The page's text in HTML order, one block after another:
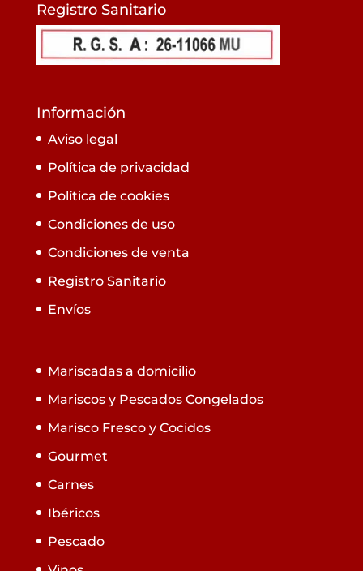
Registro Sanitario
Información
Aviso legal
Política de privacidad
Política de cookies
Condiciones de uso
Condiciones de venta
Registro Sanitario
Envíos
Mariscadas a domicilio
Mariscos y Pescados Congelados
Marisco Fresco y Cocidos
Gourmet
Carnes
Ibéricos
Pescado